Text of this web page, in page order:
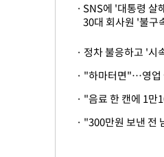
SNS에 '대통령
30대 회사원 '불구